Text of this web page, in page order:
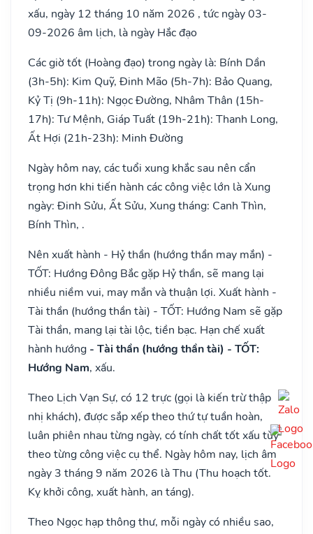
xấu, ngày 12 tháng 10 năm 2026 , tức ngày 03-
09-2026 âm lịch, là ngày Hắc đạo
Các giờ tốt (Hoàng đạo) trong ngày là: Bính Dần
(3h-5h): Kim Quỹ, Đinh Mão (5h-7h): Bảo Quang,
Kỷ Tị (9h-11h): Ngọc Đường, Nhâm Thân (15h-
17h): Tư Mệnh, Giáp Tuất (19h-21h): Thanh Long,
Ất Hợi (21h-23h): Minh Đường
Ngày hôm nay, các tuổi xung khắc sau nên cẩn
trọng hơn khi tiến hành các công việc lớn là Xung
ngày: Đinh Sửu, Ất Sửu, Xung tháng: Canh Thìn,
Bính Thìn, .
Nên xuất hành - Hỷ thần (hướng thần may mắn) -
TỐT: Hướng Đông Bắc gặp Hỷ thần, sẽ mang lại
nhiều niềm vui, may mắn và thuận lợi. Xuất hành -
Tài thần (hướng thần tài) - TỐT: Hướng Nam sẽ gặp
Tài thần, mang lại tài lộc, tiền bạc. Hạn chế xuất
hành hướng - Tài thần (hướng thần tài) - TỐT:
Hướng Nam, xấu.
Theo Lịch Vạn Sự, có 12 trực (gọi là kiến trừ thập
nhị khách), được sắp xếp theo thứ tự tuần hoàn,
luân phiên nhau từng ngày, có tính chất tốt xấu tùy
theo từng công việc cụ thể. Ngày hôm nay, lịch âm
ngày 3 tháng 9 năm 2026 là Thu (Thu hoạch tốt.
Kỵ khởi công, xuất hành, an táng).
Theo Ngọc hạp thông thư, mỗi ngày có nhiều sao,